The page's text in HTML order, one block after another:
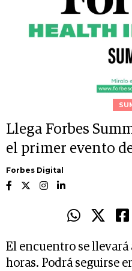
Llega Forbes
el primer evento
Forbes Digital
El encuentro se llevará
horas. Podrá seguirse